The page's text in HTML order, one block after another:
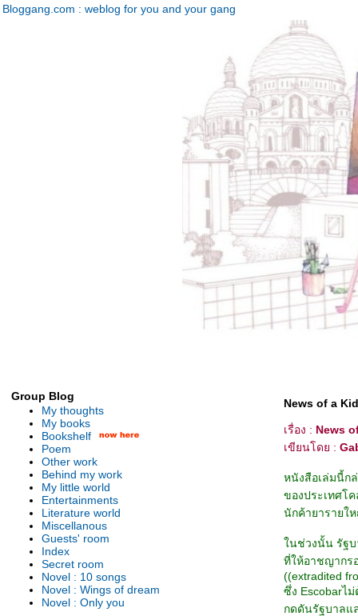
Bloggang.com : weblog for you and your gang
Group Blog
My thoughts
My books
Bookshelf
Poem
Other work
Behind my work
My little world
Entertainments
Literature world
Miscellanous
Guests' room
Index
Secret room
Novel : 10 songs
Novel : Wings of dream
Novel : Only you
News of a
เรื่อง : News
เขียนโดย :
หนังสือเล่มนี้ก
ของประเทศโ
นักค้ายารายใ
นช่วงนั้น รัฐบ
ที่ให้อาชญากร
((extradited
ซึ่ง Escobarไ
กดดันรัฐบาลแ